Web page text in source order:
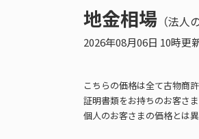
地金相場 （法人
2026年08月06日 10時更
こちらの価格は全て古物商
証明書類をお持ちのお客さま
個人のお客さまの価格とは異